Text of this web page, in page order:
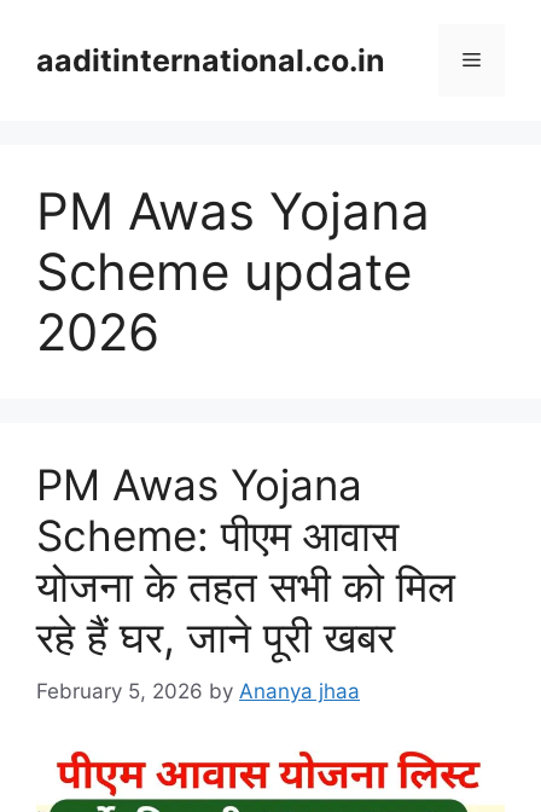
contentaaditinternational.co.in Menu
PM Awas Yojana
Scheme update
2026
PM Awas Yojana
Scheme: पीएम आवास
योजना के तहत सभी को मिल
रहे हैं घर, जाने पूरी खबर
February 5, 2026 by Ananya jhaa